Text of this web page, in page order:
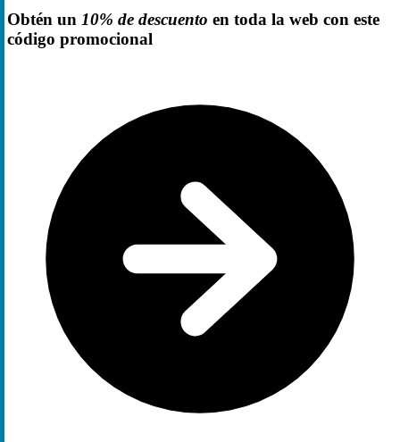
Obtén un 10% de descuento en toda la web con este
código promocional